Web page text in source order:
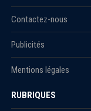
Contactez-nous
Publicités
Mentions légales
RUBRIQUES